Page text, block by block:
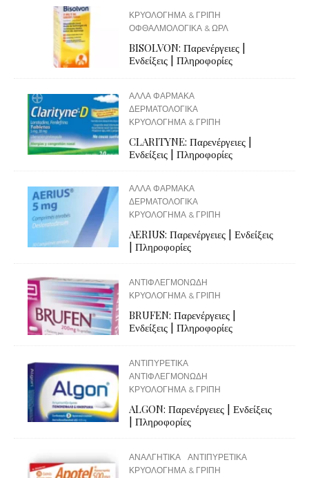
ΚΡΥΟΛΟΓΗΜΑ & ΓΡΙΠΗ
ΟΦΘΑΛΜΟΛΟΓΙΚΑ & ΩΡΛ
BISOLVON: Παρενέργειες |
Ενδείξεις | Πληροφορίες
ΑΛΛΑ ΦΑΡΜΑΚΑ
ΔΕΡΜΑΤΟΛΟΓΙΚΑ
ΚΡΥΟΛΟΓΗΜΑ & ΓΡΙΠΗ
CLARITYNE: Παρενέργειες |
Ενδείξεις | Πληροφορίες
ΑΛΛΑ ΦΑΡΜΑΚΑ
ΔΕΡΜΑΤΟΛΟΓΙΚΑ
ΚΡΥΟΛΟΓΗΜΑ & ΓΡΙΠΗ
AERIUS: Παρενέργειες | Ενδείξεις
| Πληροφορίες
ΑΝΤΙΦΛΕΓΜΟΝΩΔΗ
ΚΡΥΟΛΟΓΗΜΑ & ΓΡΙΠΗ
BRUFEN: Παρενέργειες |
Ενδείξεις | Πληροφορίες
ΑΝΤΙΠΥΡΕΤΙΚΑ
ΑΝΤΙΦΛΕΓΜΟΝΩΔΗ
ΚΡΥΟΛΟΓΗΜΑ & ΓΡΙΠΗ
ALGON: Παρενέργειες | Ενδείξεις
| Πληροφορίες
ΑΝΑΛΓΗΤΙΚΑ
ΑΝΤΙΠΥΡΕΤΙΚΑ
ΚΡΥΟΛΟΓΗΜΑ & ΓΡΙΠΗ